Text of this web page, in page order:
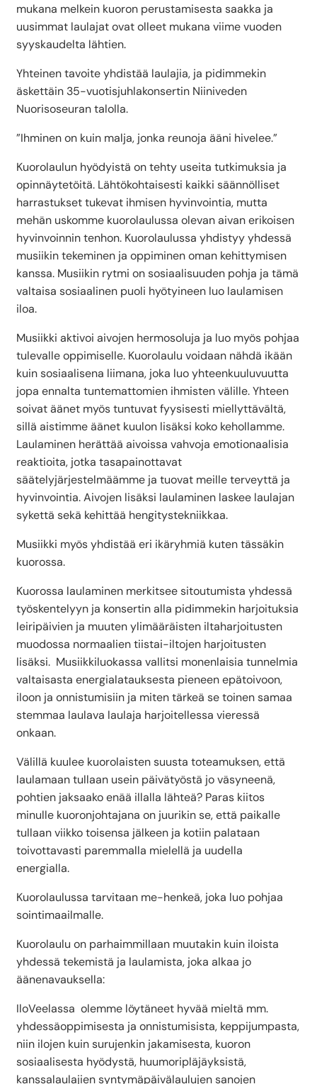
mukana melkein kuoron perustamisesta saakka ja
uusimmat laulajat ovat olleet mukana viime vuoden
syyskaudelta lähtien.
Yhteinen tavoite yhdistää laulajia, ja pidimmekin
äskettäin 35-vuotisjuhlakonsertin Niiniveden
Nuorisoseuran talolla.
”Ihminen on kuin malja, jonka reunoja ääni hivelee.”
Kuorolaulun hyödyistä on tehty useita tutkimuksia ja
opinnäytetöitä. Lähtökohtaisesti kaikki säännölliset
harrastukset tukevat ihmisen hyvinvointia, mutta
mehän uskomme kuorolaulussa olevan aivan erikoisen
hyvinvoinnin tenhon. Kuorolaulussa yhdistyy yhdessä
musiikin tekeminen ja oppiminen oman kehittymisen
kanssa. Musiikin rytmi on sosiaalisuuden pohja ja tämä
valtaisa sosiaalinen puoli hyötyineen luo laulamisen
iloa.
Musiikki aktivoi aivojen hermosoluja ja luo myös pohjaa
tulevalle oppimiselle. Kuorolaulu voidaan nähdä ikään
kuin sosiaalisena liimana, joka luo yhteenkuuluvuutta
jopa ennalta tuntemattomien ihmisten välille. Yhteen
soivat äänet myös tuntuvat fyysisesti miellyttävältä,
sillä aistimme äänet kuulon lisäksi koko kehollamme.
Laulaminen herättää aivoissa vahvoja emotionaalisia
reaktioita, jotka tasapainottavat
säätelyjärjestelmäämme ja tuovat meille terveyttä ja
hyvinvointia. Aivojen lisäksi laulaminen laskee laulajan
sykettä sekä kehittää hengitystekniikkaa.
Musiikki myös yhdistää eri ikäryhmiä kuten tässäkin
kuorossa.
Kuorossa laulaminen merkitsee sitoutumista yhdessä
työskentelyyn ja konsertin alla pidimmekin harjoituksia
leiripäivien ja muuten ylimääräisten iltaharjoitusten
muodossa normaalien tiistai-iltojen harjoitusten
lisäksi. Musiikkiluokassa vallitsi monenlaisia tunnelmia
valtaisasta energialatauksesta pieneen epätoivoon,
iloon ja onnistumisiin ja miten tärkeä se toinen samaa
stemmaa laulava laulaja harjoitellessa vieressä
onkaan.
Välillä kuulee kuorolaisten suusta toteamuksen, että
laulamaan tullaan usein päivätyöstä jo väsyneenä,
pohtien jaksaako enää illalla lähteä? Paras kiitos
minulle kuoronjohtajana on juurikin se, että paikalle
tullaan viikko toisensa jälkeen ja kotiin palataan
toivottavasti paremmalla mielellä ja uudella
energialla.
Kuorolaulussa tarvitaan me-henkeä, joka luo pohjaa
sointimaailmalle.
Kuorolaulu on parhaimmillaan muutakin kuin iloista
yhdessä tekemistä ja laulamista, joka alkaa jo
äänenavauksella:
IloVeelassa olemme löytäneet hyvää mieltä mm.
yhdessäoppimisesta ja onnistumisista, keppijumpasta,
niin ilojen kuin surujenkin jakamisesta, kuoron
sosiaalisesta hyödystä, huumoripläjäyksistä,
kanssalaulajien syntymäpäivälaulujen sanojen